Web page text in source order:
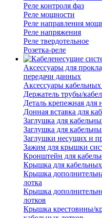
Реле контроля фаз
Реле мощности
Реле направления
Реле напряжения
Реле твердотельное
Розетка-реле
Аксессуары для
передачи данных
Аксессуары
Держатель трубы/
Деталь крепежная
Донная вставка для
Заглушка для
Заглушка для
Заглушки несущих и
Зажим для крышки
Кронштейн для
Крышка для кабельных
Крышка
лотка
Крышка
лотков
Крышка крестовины/